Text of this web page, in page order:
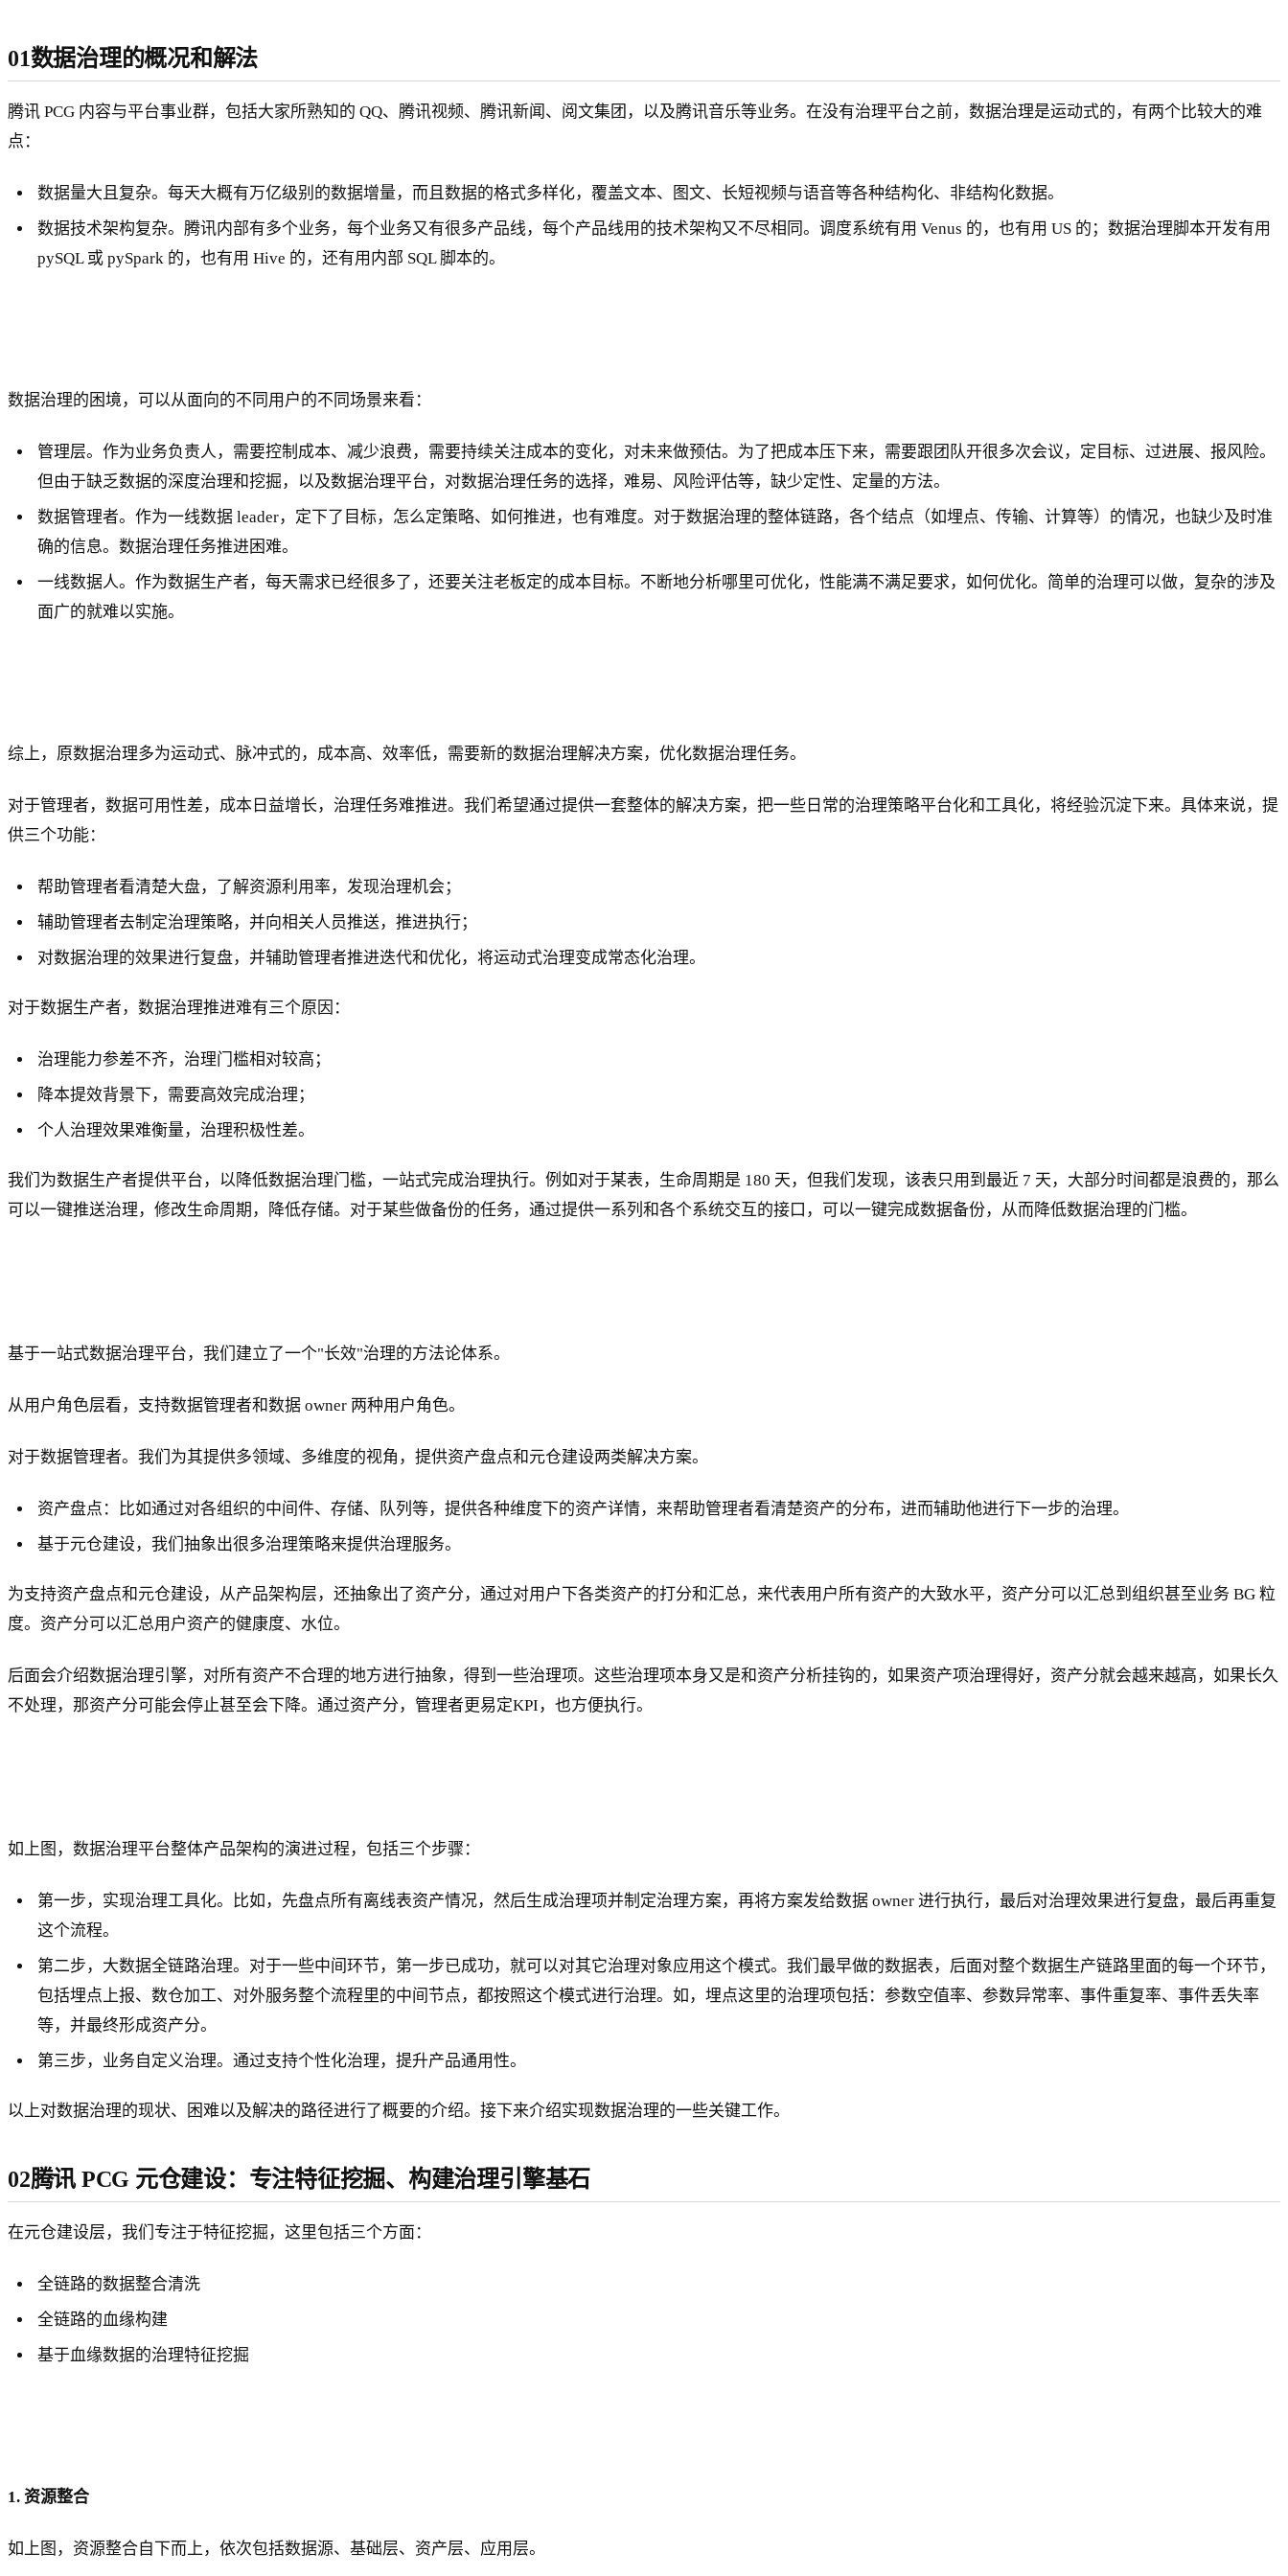
01数据治理的概况和解法
腾讯 PCG 内容与平台事业群，包括大家所熟知的 QQ、腾讯视频、腾讯新闻、阅文集团，以及腾讯音乐等业务。在没有治理平台之前，数据治理是运动式的，有两个比较大的难
点：
数据量大且复杂。每天大概有万亿级别的数据增量，而且数据的格式多样化，覆盖文本、图文、长短视频与语音等各种结构化、非结构化数据。
数据技术架构复杂。腾讯内部有多个业务，每个业务又有很多产品线，每个产品线用的技术架构又不尽相同。调度系统有用 Venus 的，也有用 US 的；数据治理脚本开发有用
pySQL 或 pySpark 的，也有用 Hive 的，还有用内部 SQL 脚本的。
数据治理的困境，可以从面向的不同用户的不同场景来看：
管理层。作为业务负责人，需要控制成本、减少浪费，需要持续关注成本的变化，对未来做预估。为了把成本压下来，需要跟团队开很多次会议，定目标、过进展、报风险。
但由于缺乏数据的深度治理和挖掘，以及数据治理平台，对数据治理任务的选择，难易、风险评估等，缺少定性、定量的方法。
数据管理者。作为一线数据 leader，定下了目标，怎么定策略、如何推进，也有难度。对于数据治理的整体链路，各个结点（如埋点、传输、计算等）的情况，也缺少及时准
确的信息。数据治理任务推进困难。
一线数据人。作为数据生产者，每天需求已经很多了，还要关注老板定的成本目标。不断地分析哪里可优化，性能满不满足要求，如何优化。简单的治理可以做，复杂的涉及
面广的就难以实施。
综上，原数据治理多为运动式、脉冲式的，成本高、效率低，需要新的数据治理解决方案，优化数据治理任务。
对于管理者，数据可用性差，成本日益增长，治理任务难推进。我们希望通过提供一套整体的解决方案，把一些日常的治理策略平台化和工具化，将经验沉淀下来。具体来说，提
供三个功能：
帮助管理者看清楚大盘，了解资源利用率，发现治理机会；
辅助管理者去制定治理策略，并向相关人员推送，推进执行；
对数据治理的效果进行复盘，并辅助管理者推进迭代和优化，将运动式治理变成常态化治理。
对于数据生产者，数据治理推进难有三个原因：
治理能力参差不齐，治理门槛相对较高；
降本提效背景下，需要高效完成治理；
个人治理效果难衡量，治理积极性差。
我们为数据生产者提供平台，以降低数据治理门槛，一站式完成治理执行。例如对于某表，生命周期是 180 天，但我们发现，该表只用到最近 7 天，大部分时间都是浪费的，那么
可以一键推送治理，修改生命周期，降低存储。对于某些做备份的任务，通过提供一系列和各个系统交互的接口，可以一键完成数据备份，从而降低数据治理的门槛。
基于一站式数据治理平台，我们建立了一个"长效"治理的方法论体系。
从用户角色层看，支持数据管理者和数据 owner 两种用户角色。
对于数据管理者。我们为其提供多领域、多维度的视角，提供资产盘点和元仓建设两类解决方案。
资产盘点：比如通过对各组织的中间件、存储、队列等，提供各种维度下的资产详情，来帮助管理者看清楚资产的分布，进而辅助他进行下一步的治理。
基于元仓建设，我们抽象出很多治理策略来提供治理服务。
为支持资产盘点和元仓建设，从产品架构层，还抽象出了资产分，通过对用户下各类资产的打分和汇总，来代表用户所有资产的大致水平，资产分可以汇总到组织甚至业务 BG 粒
度。资产分可以汇总用户资产的健康度、水位。
后面会介绍数据治理引擎，对所有资产不合理的地方进行抽象，得到一些治理项。这些治理项本身又是和资产分析挂钩的，如果资产项治理得好，资产分就会越来越高，如果长久
不处理，那资产分可能会停止甚至会下降。通过资产分，管理者更易定KPI，也方便执行。
如上图，数据治理平台整体产品架构的演进过程，包括三个步骤：
第一步，实现治理工具化。比如，先盘点所有离线表资产情况，然后生成治理项并制定治理方案，再将方案发给数据 owner 进行执行，最后对治理效果进行复盘，最后再重复
这个流程。
第二步，大数据全链路治理。对于一些中间环节，第一步已成功，就可以对其它治理对象应用这个模式。我们最早做的数据表，后面对整个数据生产链路里面的每一个环节，
包括埋点上报、数仓加工、对外服务整个流程里的中间节点，都按照这个模式进行治理。如，埋点这里的治理项包括：参数空值率、参数异常率、事件重复率、事件丢失率
等，并最终形成资产分。
第三步，业务自定义治理。通过支持个性化治理，提升产品通用性。
以上对数据治理的现状、困难以及解决的路径进行了概要的介绍。接下来介绍实现数据治理的一些关键工作。
02腾讯 PCG 元仓建设：专注特征挖掘、构建治理引擎基石
在元仓建设层，我们专注于特征挖掘，这里包括三个方面：
全链路的数据整合清洗
全链路的血缘构建
基于血缘数据的治理特征挖掘
1. 资源整合
如上图，资源整合自下而上，依次包括数据源、基础层、资产层、应用层。